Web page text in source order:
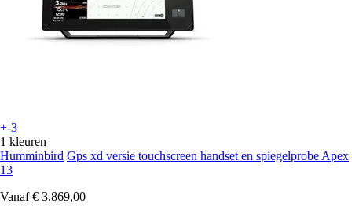
+-3
1 kleuren
Humminbird Gps xd versie touchscreen handset en spiegelprobe Apex
13
Vanaf € 3.869,00